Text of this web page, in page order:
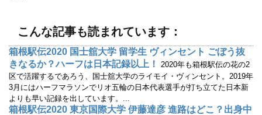
ま
す
い
ウ
ィ
ン
ド
ウ
で
開
き
ま
す
)
こんな記事も読まれています：
箱根駅伝2020 国士舘大学 留学生 ヴィンセント ごぼう抜
きなるか？ハーフは日本記録以上！
2020年も箱根駅伝の花の2
区で活躍するであろう、国士舘大学のライモイ・ヴィンセント。2019年
3月にはハーフマラソンでリオ五輪の日本代表選手が打ち立てた日本新
よりも早い記録を出しています。...
箱根駅伝2020 東京国際大学 伊藤達彦 進路はどこ？出身中